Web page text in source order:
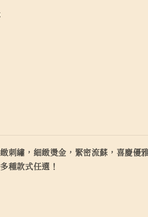
刺繡，細緻燙金，緊密流蘇，喜慶優
種款式任選！